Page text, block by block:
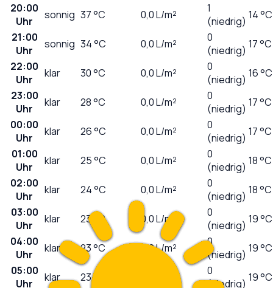
20:00
Uhr
sonnig 37°C 0,0L/m²
1
(niedrig) 14 °C
21:00
Uhr
sonnig 34°C 0,0L/m²
0
(niedrig) 17 °C
22:00
Uhr
klar 30°C 0,0L/m²
0
(niedrig) 16 °C
23:00
Uhr
klar 28°C 0,0L/m²
0
(niedrig) 17 °C
00:00
Uhr
klar 26°C 0,0L/m²
0
(niedrig) 17 °C
01:00
Uhr
klar 25°C 0,0L/m²
0
(niedrig) 18 °C
02:00
Uhr
klar 24°C 0,0L/m²
0
(niedrig) 18 °C
03:00
Uhr
klar 23 °C 0,0L/m²
0
(niedrig) 19 °C
04:00
Uhr
klar 23°C 0,0L/m²
0
(niedrig) 19 °C
05:00
Uhr
klar 23°C
0
(niedrig) 19 °C